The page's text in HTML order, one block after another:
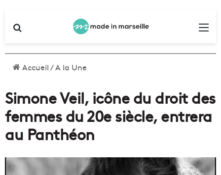
Accueil/A la Une
Simone Veil, icône du droit des
femmes du 20e siècle, entrera
au Panthéon